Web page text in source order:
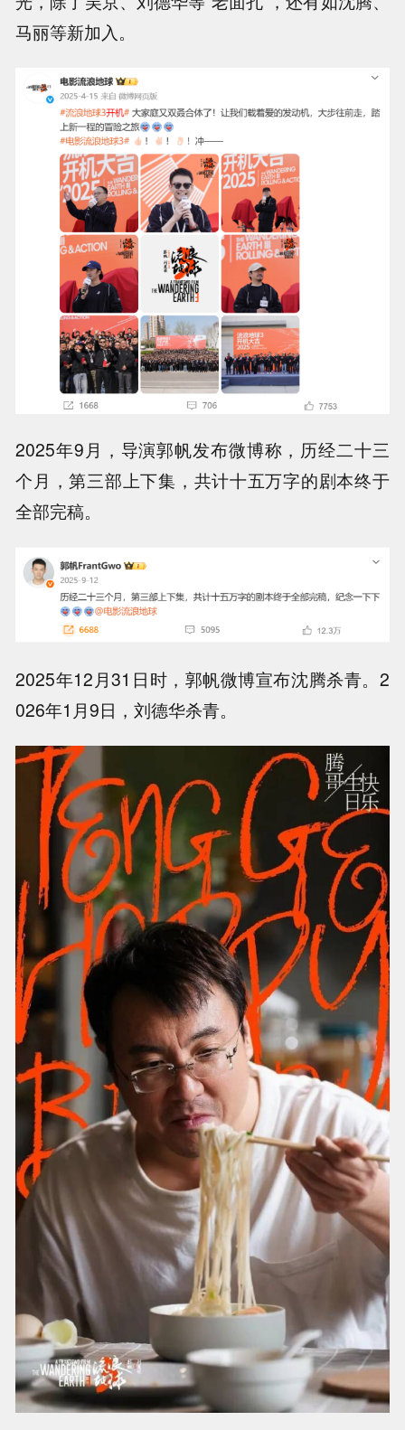
马丽等新加入。
2025年9月，导演郭帆发布微博称，历经二十三
个月，第三部上下集，共计十五万字的剧本终于
全部完稿。
2025年12月31日时，郭帆微博宣布沈腾杀青。2
026年1月9日，刘德华杀青。